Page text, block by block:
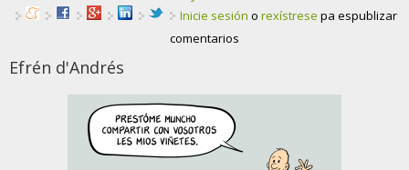
Inicie sesión o rexístrese pa espublizar
comentarios
Efrén d'Andrés